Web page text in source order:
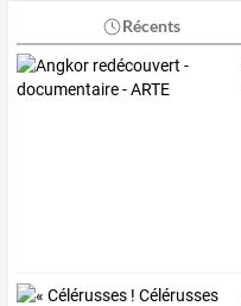
Récents